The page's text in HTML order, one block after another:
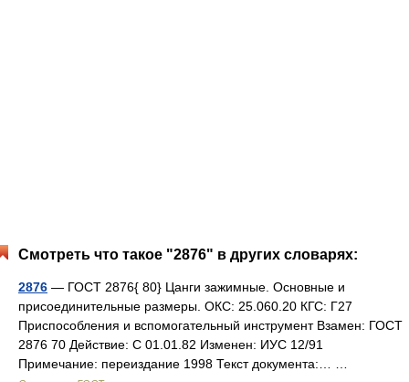
Смотреть что такое "2876" в других словарях:
2876 — ГОСТ 2876{ 80} Цанги зажимные. Основные и
присоединительные размеры. ОКС: 25.060.20 КГС: Г27
Приспособления и вспомогательный инструмент Взамен: ГОСТ
2876 70 Действие: С 01.01.82 Изменен: ИУС 12/91
Примечание: переиздание 1998 Текст документа:… …